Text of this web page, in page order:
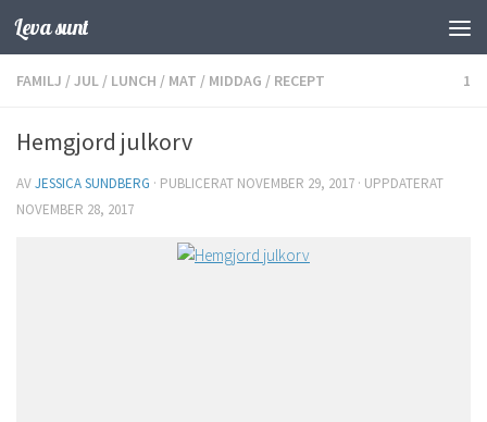
Hoppa till innehåll
Leva sunt
FAMILJ /JUL / LUNCH / MAT / MIDDAG / RECEPT 1
Hemgjord julkorv
AVJESSICA SUNDBERG · PUBLICERAT NOVEMBER 29, 2017 · UPPDATERAT
NOVEMBER 28, 2017